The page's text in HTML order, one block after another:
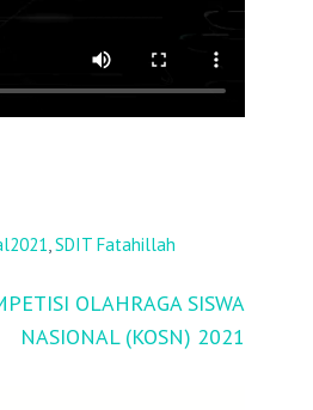
,SDIT Fatahillah
OLAHRAGA SISWA
NASIONAL (KOSN) 2021